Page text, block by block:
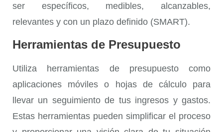
ser específicos, medibles, alcanzables,
relevantes y con un plazo definido (SMART).
Herramientas de Presupuesto
Utiliza herramientas de presupuestocomo
aplicaciones móviles o hojas de cálculo para
llevar un seguimiento de tus ingresos y gastos.
Estas herramientas pueden simplificar el proceso